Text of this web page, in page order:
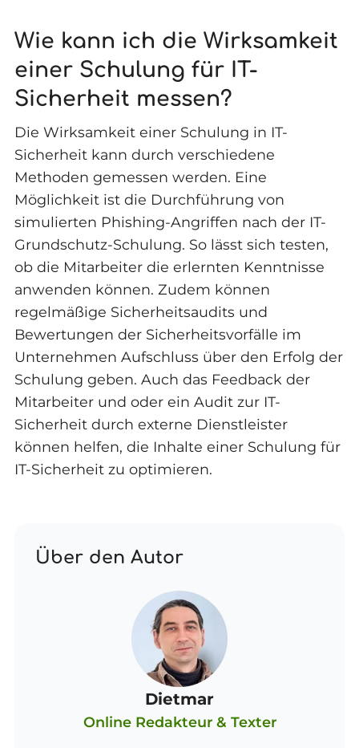
Wie kann ich die Wirksamkeit
einer Schulung für IT-
Sicherheit messen?
Die Wirksamkeit einer Schulung in IT-
Sicherheit kann durch verschiedene
Methoden gemessen werden. Eine
Möglichkeit ist die Durchführung von
simulierten Phishing-Angriffen nach der IT-
Grundschutz-Schulung. So lässt sich testen,
ob die Mitarbeiter die erlernten Kenntnisse
anwenden können. Zudem können
regelmäßige Sicherheitsaudits und
Bewertungen der Sicherheitsvorfälle im
Unternehmen Aufschluss über den Erfolg der
Schulung geben. Auch das Feedback der
Mitarbeiter und oder ein Audit zur IT-
Sicherheit durch externe Dienstleister
können helfen, die Inhalte einer Schulung für
IT-Sicherheit zu optimieren.
Über den Autor
Dietmar
Online Redakteur & Texter